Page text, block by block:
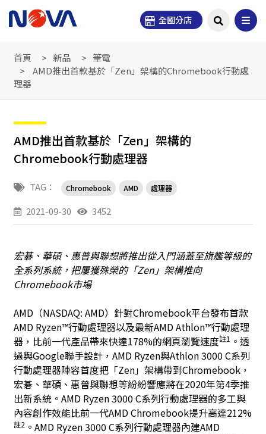
全國分店
首頁 新品
筆電
AMD推出首款基於「Zen」架構的Chromebook行動處
理器
AMD推出首款基於「Zen」架構的
Chromebook行動處理器
TAG： Chromebook AMD 處理器
2021-09-30 3452
宏碁、華碩、惠普與聯想將推出從入門涵蓋至旗艦等級的
全系列系統，把屢獲殊榮的「Zen」架構推向
Chromebook市場
AMD（NASDAQ: AMD）針對Chromebook平台發布首款
AMD Ryzen™行動處理器以及最新AMD Athlon™行動處理
器，比前一代產品帶來快達178%的網頁瀏覽速度註1 。透
過與Google聯手設計，AMD Ryzen與Athlon 3000 C系列
行動處理器陣容首度把「Zen」架構帶到Chromebook，
宏碁、華碩、惠普與聯想等紛紛響應將在2020年第4季推
出新系統。AMD Ryzen 3000 C系列行動處理器的多工與
內容創作效能比前一代AMD Chromebook提升高達212%
註2。AMD Ryzen 3000 C系列行動處理器內建AMD